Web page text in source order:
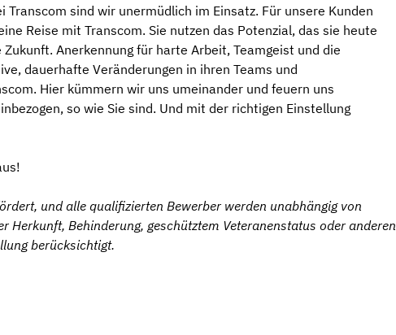
sind wir unermüdlich im Einsatz. Für unsere Kunden
Reise mit Transcom. Sie nutzen das Potenzial, das sie heute
Anerkennung für harte Arbeit, Teamgeist und die
dauerhafte Veränderungen in ihren Teams und
Hier kümmern wir uns umeinander und feuern uns
so wie Sie sind. Und mit der richtigen Einstellung
und alle qualifizierten Bewerber werden unabhängig von
Herkunft, Behinderung, geschütztem Veteranenstatus oder anderen
berücksichtigt.